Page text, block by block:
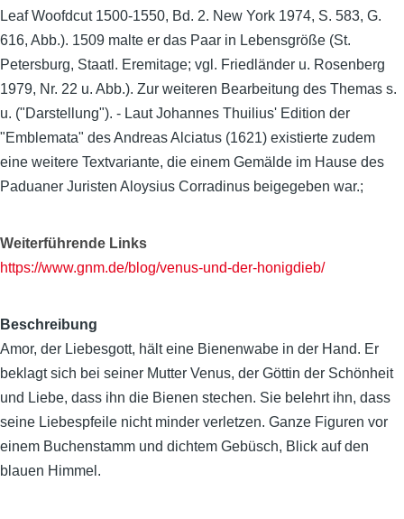
Leaf Woofdcut 1500-1550, Bd. 2. New York 1974, S. 583, G.
616, Abb.). 1509 malte er das Paar in Lebensgröße (St.
Petersburg, Staatl. Eremitage; vgl. Friedländer u. Rosenberg
1979, Nr. 22 u. Abb.). Zur weiteren Bearbeitung des Themas s.
u. ("Darstellung"). - Laut Johannes Thuilius' Edition der
"Emblemata" des Andreas Alciatus (1621) existierte zudem
eine weitere Textvariante, die einem Gemälde im Hause des
Paduaner Juristen Aloysius Corradinus beigegeben war.;
Weiterführende Links
https://www.gnm.de/blog/venus-und-der-honigdieb/
Beschreibung
Amor, der Liebesgott, hält eine Bienenwabe in der Hand. Er
beklagt sich bei seiner Mutter Venus, der Göttin der Schönheit
und Liebe, dass ihn die Bienen stechen. Sie belehrt ihn, dass
seine Liebespfeile nicht minder verletzen. Ganze Figuren vor
einem Buchenstamm und dichtem Gebüsch, Blick auf den
blauen Himmel.